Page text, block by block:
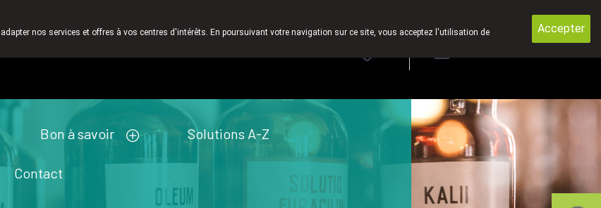
Bon à savoir Solutions A-Z
Contact
nos services et offres à vos centres d'intérêts. En poursuivant votre navigation sur ce site, vous acceptez l'utilisation de
Accepter